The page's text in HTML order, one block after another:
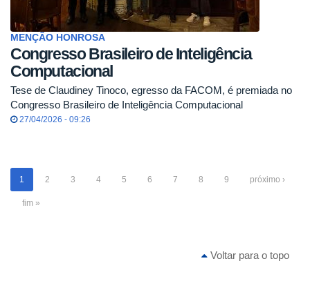
MENÇÃO HONROSA
Congresso Brasileiro de Inteligência
Computacional
Tese de Claudiney Tinoco, egresso da FACOM, é premiada no
Congresso Brasileiro de Inteligência Computacional
27/04/2026 - 09:26
1 2 3 4 5 6 7 8 9 próximo ›
fim »
Voltar para o topo